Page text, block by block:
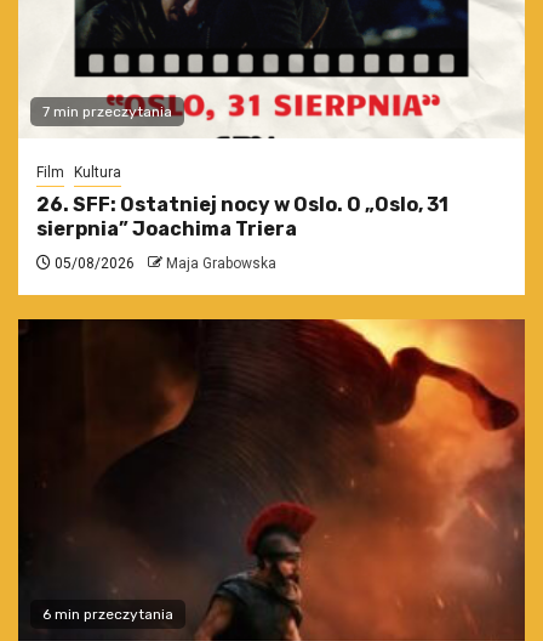
7 min przeczytania
Film Kultura
26. SFF: Ostatniej nocy w Oslo. O „Oslo, 31
sierpnia” Joachima Triera
05/08/2026 Maja Grabowska
6 min przeczytania